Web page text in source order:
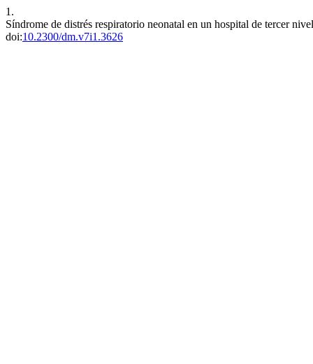
1.
Síndrome de distrés respiratorio neonatal en un hospital de tercer
doi:10.2300/dm.v7i1.3626